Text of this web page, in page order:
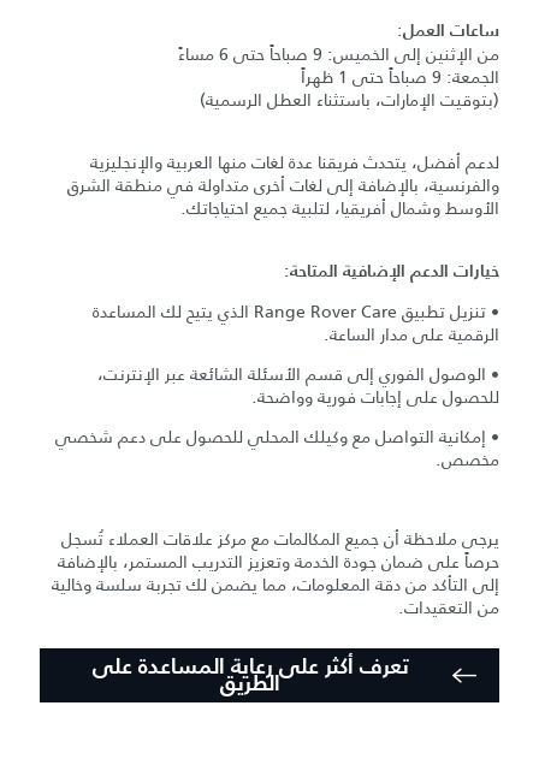
ساعات العمل:
من الإثنين إلى الخميس: 9 صباحاً حتى 6 مساءً
الجمعة: 9 صباحاً حتى 1 ظهراً
(بتوقيت الإمارات، باستثناء العطل الرسمية)
لدعم أفضل، يتحدث فريقنا عدة لغات منها العربية والإنجليزية
والفرنسية، بالإضافة إلى لغات أخرى متداولة في منطقة الشرق
الأوسط وشمال أفريقيا، لتلبية جميع احتياجاتك.
خيارات الدعم الإضافية المتاحة:
• تنزيل تطبيق Range Rover Care الذي يتيح لك المساعدة
الرقمية على مدار الساعة.
• الوصول الفوري إلى قسم الأسئلة الشائعة عبر الإنترنت،
للحصول على إجابات فورية وواضحة.
• إمكانية التواصل مع وكيلك المحلي للحصول على دعم شخصي
مخصص.
يرجى ملاحظة أن جميع المكالمات مع مركز علاقات العملاء تُسجل
حرصاً على ضمان جودة الخدمة وتعزيز التدريب المستمر، بالإضافة
إلى التأكد من دقة المعلومات، مما يضمن لك تجربة سلسة وخالية
من التعقيدات.
تعرف أكثر على رعاية المساعدة على
الطريق